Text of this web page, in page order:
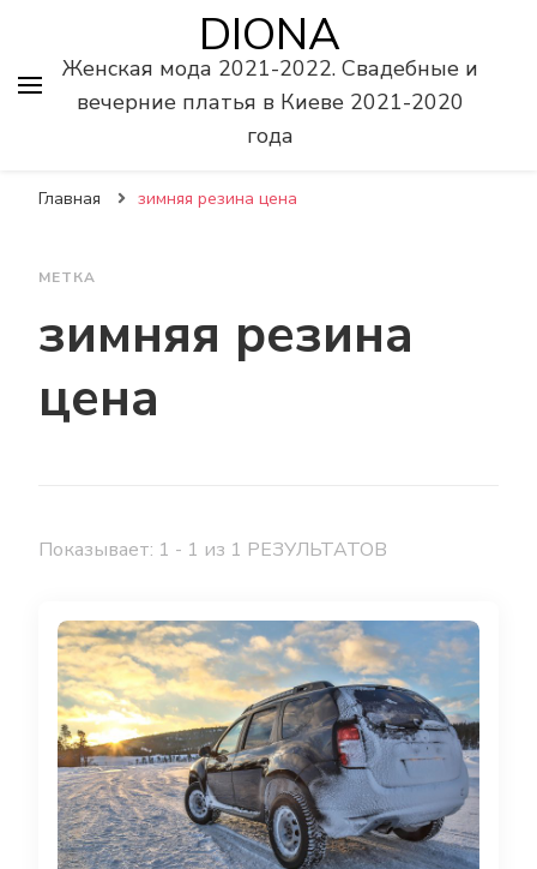
DIONA
Женская мода 2021-2022. Свадебные и
вечерние платья в Киеве 2021-2020
года
Главная зимняя резина цена
МЕТКА
зимняя резина
цена
Показывает: 1 - 1 из 1 РЕЗУЛЬТАТОВ